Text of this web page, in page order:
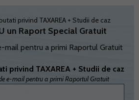
un Raport Special Gratuit
mail pentru a primi Raportul Gratuit
privind TAXAREA + Studii de caz
e-mail pentru a primi Raportul Gratuit